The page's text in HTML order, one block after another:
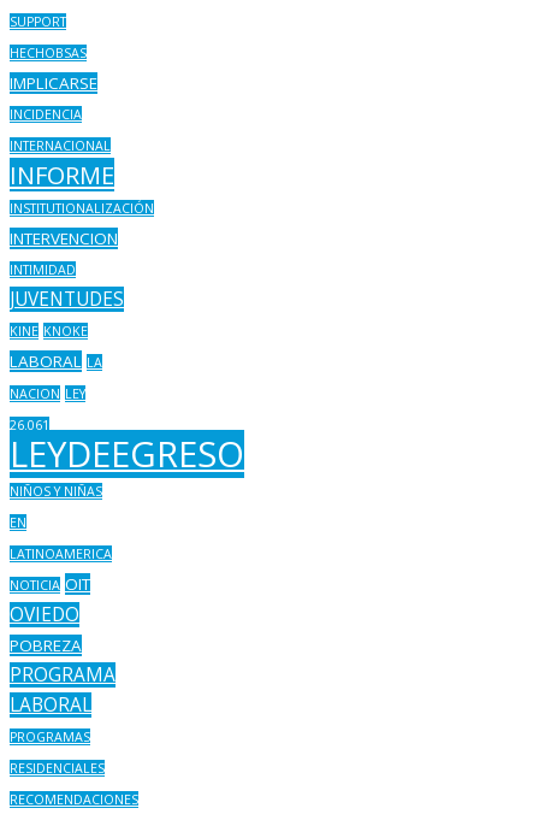
SUPPORT
HECHOBSAS
IMPLICARSE
INCIDENCIA
INTERNACIONAL
INFORME
INSTITUTIONALIZACIÓN
INTERVENCION
INTIMIDAD
JUVENTUDES
KINE KNOKE
LABORAL LA
NACION LEY
26.061
LEYDEEGRESO
NIÑOS Y NIÑAS
EN
LATINOAMERICA
NOTICIA OIT
OVIEDO
POBREZA
PROGRAMA
LABORAL
PROGRAMAS
RESIDENCIALES
RECOMENDACIONES